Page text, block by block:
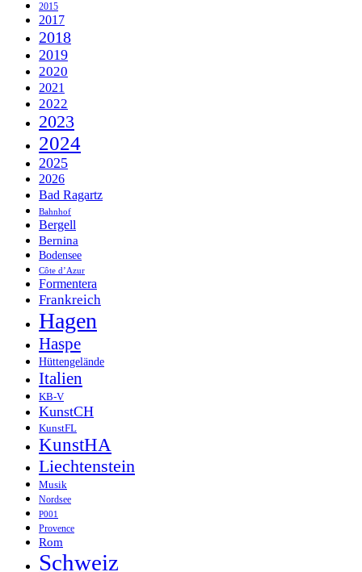
2015
2017
2018
2019
2020
2021
2022
2023
2024
2025
2026
Bad Ragartz
Bahnhof
Bergell
Bernina
Bodensee
Côte d’Azur
Formentera
Frankreich
Hagen
Haspe
Hüttengelände
Italien
KB-V
KunstCH
KunstFL
KunstHA
Liechtenstein
Musik
Nordsee
P001
Provence
Rom
Schweiz